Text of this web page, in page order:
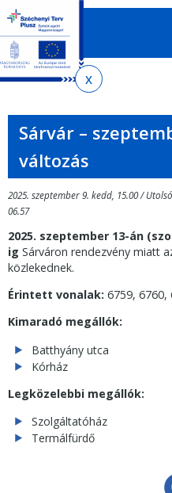
menetrendkeresőhöz
almenühöz
tartalomra
oldaltérképre
Sárvár –
változás
2025. szeptember 9. kedd, 15.00 /
06.57
2025. szeptember 13-án
ig Sárváron rendezvény miatt
közlekednek.
Érintett vonalak: 6759, 6760,
Kimaradó megállók:
Batthyány utca
Kórház
Legközelebbi megállók:
Szolgáltatóház
Termálfürdő